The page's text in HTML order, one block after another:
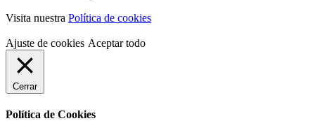
Visita nuestra Política de cookies
Ajuste de cookies Aceptar todo
Cerrar
Política de Cookies